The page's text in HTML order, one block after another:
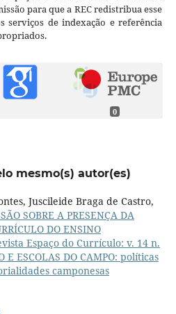
para que a REC redistribua esse
serviços de indexação e referência
0
mesmo(s) autor(es)
Juscileide Braga de Castro,
SOBRE A PRESENÇA DA
DO ENSINO
Espaço do Currículo: v. 14 n.
E ESCOLAS DO CAMPO: políticas
camponesas